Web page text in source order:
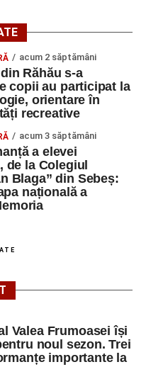
acum 2 săptămâni
Răhău s-a
copii au participat la
orientare în
recreative
acum 3 săptămâni
a elevei
de la Colegiul
Blaga” din Sebeș:
națională a
Valea Frumoasei își
noul sezon. Trei
importante la